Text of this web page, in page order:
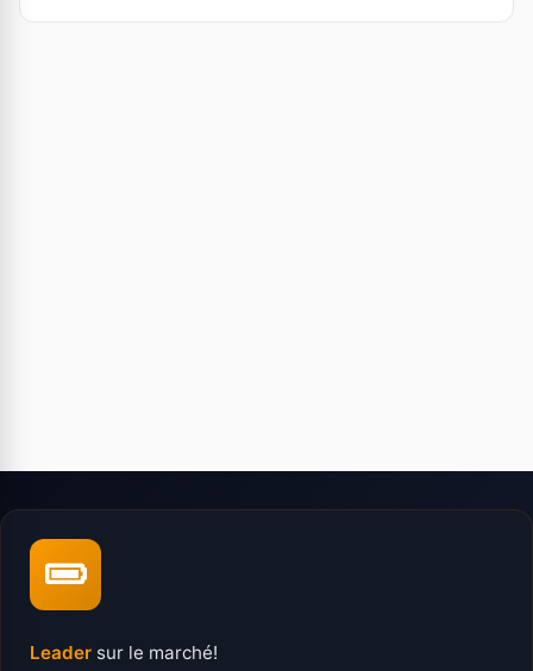
Leader sur le marché!